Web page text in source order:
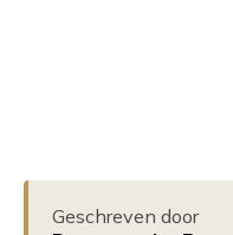
Geschreven door